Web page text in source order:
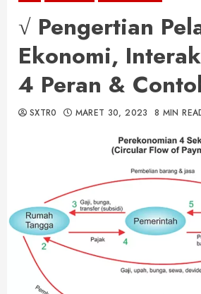
√ Pengertian
Ekonomi,
4 Peran &
SXTR0 MARET 30, 2023 8 MIN